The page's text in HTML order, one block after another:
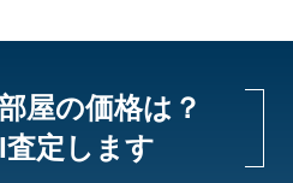
屋の価格は？
定します